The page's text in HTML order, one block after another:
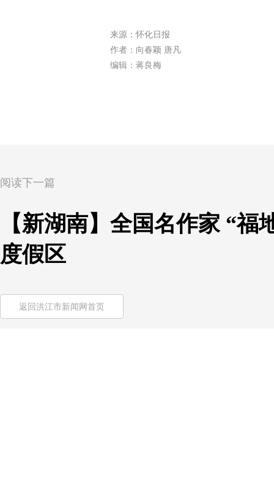
来源：怀化日报
作者：向春颖 唐凡
编辑：蒋良梅
阅读下一篇
【新湖南】全国名作家 “
度假区
返回洪江市新闻网首页